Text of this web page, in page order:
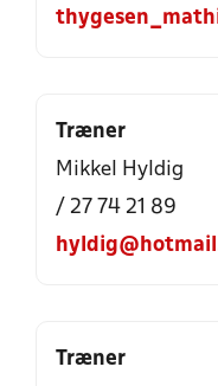
Træner
Mikkel Hyldig
/ 27 74 21 89
Træner